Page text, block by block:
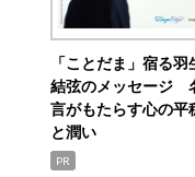
「ことだま」宿る羽
結弦のメッセージ
言がもたらす心の平
と潤い
PR